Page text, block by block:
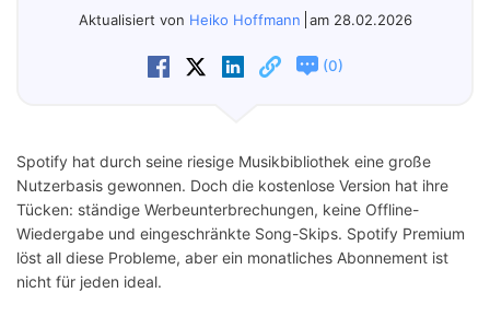
SupportAktualisiert von Heiko Hoffmann am 28.02.2026
(0)
Spotify hat durch seine riesige Musikbibliothek eine große
Nutzerbasis gewonnen. Doch die kostenlose Version hat ihre
Tücken: ständige Werbeunterbrechungen, keine Offline-
Wiedergabe und eingeschränkte Song-Skips. Spotify Premium
löst all diese Probleme, aber ein monatliches Abonnement ist
nicht für jeden ideal.